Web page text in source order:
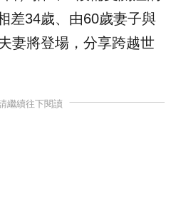
差34歲、由60歲妻子與
妻將登場，分享跨越世
繼續往下閱讀